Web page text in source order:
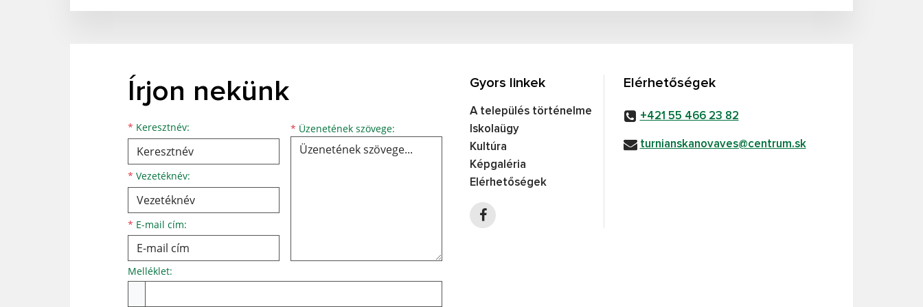
Írjon nekünk
* Keresztnév:
Keresztnév
* Vezetéknév:
Vezetéknév
* E-mail cím:
E-mail cím * Üzenetének szövege: Üzenetének szövege...
Melléklet:
Gyors linkek
A település történelme
Iskolaügy
Kultúra
Képgaléria
Elérhetőségek
Elérhetőségek
+421 55 466 23 82
turnianskanovaves@centrum.sk